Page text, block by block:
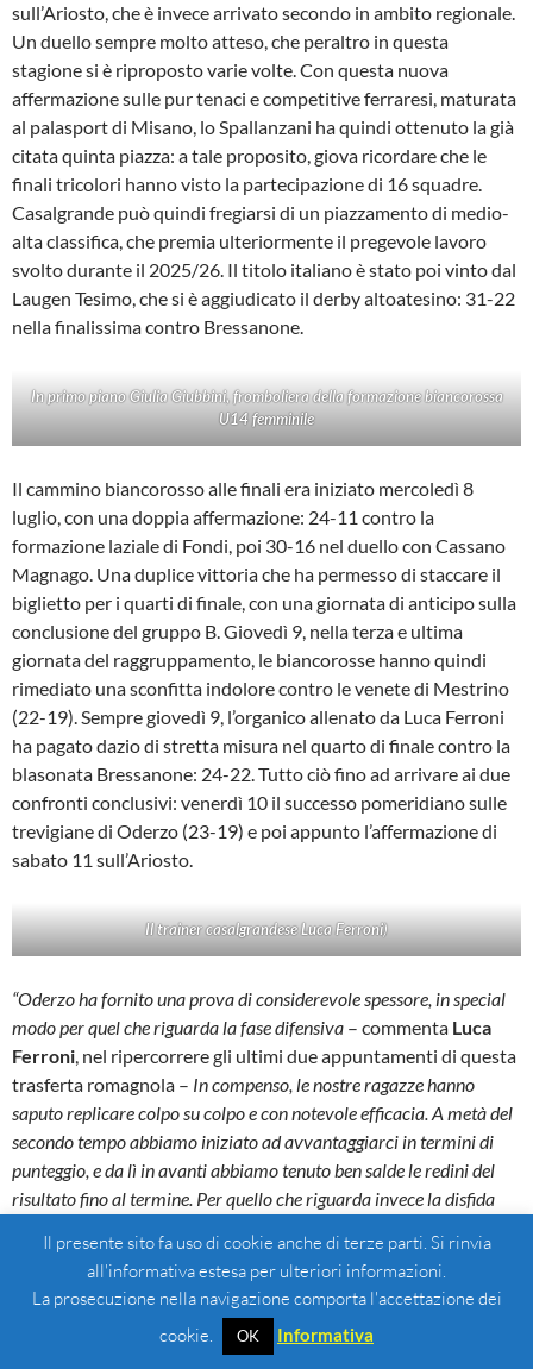
sull’Ariosto, che è invece arrivato secondo in ambito regionale.
Un duello sempre molto atteso, che peraltro in questa
stagione si è riproposto varie volte. Con questa nuova
affermazione sulle pur tenaci e competitive ferraresi, maturata
al palasport di Misano, lo Spallanzani ha quindi ottenuto la già
citata quinta piazza: a tale proposito, giova ricordare che le
finali tricolori hanno visto la partecipazione di 16 squadre.
Casalgrande può quindi fregiarsi di un piazzamento di medio-
alta classifica, che premia ulteriormente il pregevole lavoro
svolto durante il 2025/26. Il titolo italiano è stato poi vinto dal
Laugen Tesimo, che si è aggiudicato il derby altoatesino: 31-22
nella finalissima contro Bressanone.
In primo piano Giulia Giubbini, fromboliera della formazione biancorossa
U14 femminile
Il cammino biancorosso alle finali era iniziato mercoledì 8
luglio, con una doppia affermazione: 24-11 contro la
formazione laziale di Fondi, poi 30-16 nel duello con Cassano
Magnago. Una duplice vittoria che ha permesso di staccare il
biglietto per i quarti di finale, con una giornata di anticipo sulla
conclusione del gruppo B. Giovedì 9, nella terza e ultima
giornata del raggruppamento, le biancorosse hanno quindi
rimediato una sconfitta indolore contro le venete di Mestrino
(22-19). Sempre giovedì 9, l’organico allenato da Luca Ferroni
ha pagato dazio di stretta misura nel quarto di finale contro la
blasonata Bressanone: 24-22. Tutto ciò fino ad arrivare ai due
confronti conclusivi: venerdì 10 il successo pomeridiano sulle
trevigiane di Oderzo (23-19) e poi appunto l’affermazione di
sabato 11 sull’Ariosto.
Il trainer casalgrandese Luca Ferroni)
“Oderzo ha fornito una prova di considerevole spessore, in special
modo per quel che riguarda la fase difensiva – commenta Luca
Ferroni, nel ripercorrere gli ultimi due appuntamenti di questa
trasferta romagnola – In compenso, le nostre ragazze hanno
saputo replicare colpo su colpo e con notevole efficacia. A metà del
secondo tempo abbiamo iniziato ad avvantaggiarci in termini di
punteggio, e da lì in avanti abbiamo tenuto ben salde le redini del
risultato fino al termine. Per quello che riguarda invece la disfida
l’oggettiva stanchezza di queste intense giornate si è fatta sentire, e
credo che sia stato lo stesso anche per l’Ariosto. Come consuetudine
ormai consolidata, si è trattato di un derby parecchio combattuto:
punteggio in bilico fino agli istanti conclusivi. Nelle ultimissime fasi
Il presente sito fa uso di cookie anche di terze parti. Si rinvia
all'informativa estesa per ulteriori informazioni.
La prosecuzione nella navigazione comporta l'accettazione dei
cookie.
OK Informativa